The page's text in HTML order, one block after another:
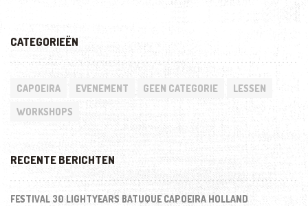
CATEGORIEËN
CAPOEIRA EVENEMENT GEEN CATEGORIE LESSEN
WORKSHOPS
RECENTE BERICHTEN
FESTIVAL 30 LIGHTYEARS BATUQUE CAPOEIRA HOLLAND